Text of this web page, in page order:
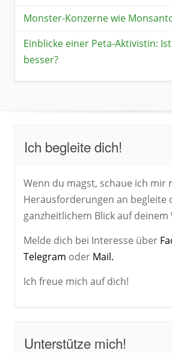
Monster-Konzerne wie
Einblicke einer Peta-Aktivistin:
besser?
Ich begleite dich!
Wenn du magst, schaue ich mir
Herausforderungen an begleite
ganzheitlichem Blick auf deinem
Melde dich bei Interesse über
Telegram oder Mail.
Ich freue mich auf dich!
Unterstütze mich!